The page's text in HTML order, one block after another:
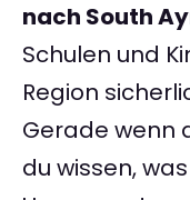
nach South
Schulen und
Region
Gerade wenn
du wissen,